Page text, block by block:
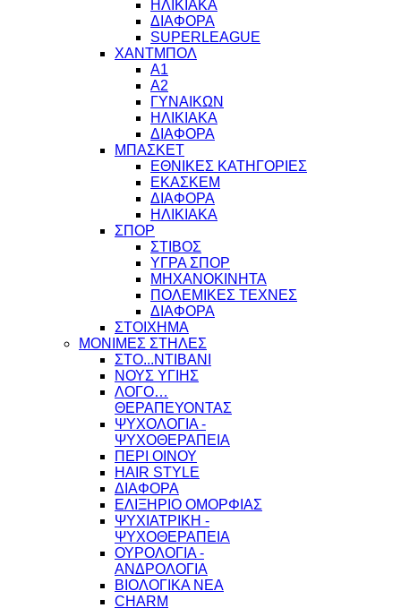
ΗΛΙΚΙΑΚΑ
ΔΙΑΦΟΡΑ
SUPERLEAGUE
ΧΑΝΤΜΠΟΛ
Α1
Α2
ΓΥΝΑΙΚΩΝ
ΗΛΙΚΙΑΚΑ
ΔΙΑΦΟΡΑ
ΜΠΑΣΚΕΤ
ΕΘΝΙΚΕΣ ΚΑΤΗΓΟΡΙΕΣ
ΕΚΑΣΚΕΜ
ΔΙΑΦΟΡΑ
ΗΛΙΚΙΑΚΑ
ΣΠΟΡ
ΣΤΙΒΟΣ
ΥΓΡΑ ΣΠΟΡ
ΜΗΧΑΝΟΚΙΝΗΤΑ
ΠΟΛΕΜΙΚΕΣ ΤΕΧΝΕΣ
ΔΙΑΦΟΡΑ
ΣΤΟΙΧΗΜΑ
ΜΟΝΙΜΕΣ ΣΤΗΛΕΣ
ΣΤΟ...ΝΤΙΒΑΝΙ
ΝΟΥΣ ΥΓΙΗΣ
ΛΟΓΟ…
ΘΕΡΑΠΕΥΟΝΤΑΣ
ΨΥΧΟΛΟΓΙΑ -
ΨΥΧΟΘΕΡΑΠΕΙΑ
ΠΕΡΙ ΟΙΝΟΥ
HAIR STYLE
ΔΙΑΦΟΡΑ
ΕΛΙΞΗΡΙΟ ΟΜΟΡΦΙΑΣ
ΨΥΧΙΑΤΡΙΚΗ -
ΨΥΧΟΘΕΡΑΠΕΙΑ
ΟΥΡΟΛΟΓΙΑ -
ΑΝΔΡΟΛΟΓΙΑ
ΒΙΟΛΟΓΙΚΑ ΝΕΑ
CHARM